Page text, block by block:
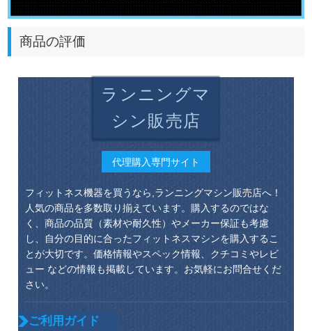
商品の評価
ランニングマ
シン販売店
代理購入専門サイト
フィットネス機器を買うなら,ランニングマシン販売店へ！
人気の商品を多数取り揃えています。購入するのではな
く、商品の品質（素材や耐久性）やメーカー保証も考慮
し、自分の目的に合ったフィットネスマシンを購入するこ
とが大切です。価格情報やスペック情報、クチコミやレビ
ュー などの情報も掲載しています。お気軽にお問合せくだ
さい。
ご利用ガイド